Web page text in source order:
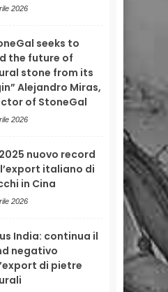
2026
seeks to
the future of
stone from its
Alejandro Miras,
of StoneGal
2026
nuovo record
italiano di
in Cina
2026
India: continua il
negativo
di pietre